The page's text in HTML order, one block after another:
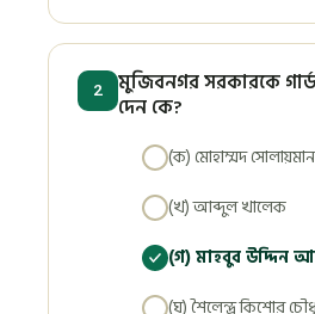
2
মুজিবনগর সরকারকে
দেন কে?
(ক) মোহাম্মদ সোলায়মান
(খ) আব্দুল খালেক
(গ) মাহবুব উদ্দিন
(ঘ) শৈলেন্দ্র কিশোর